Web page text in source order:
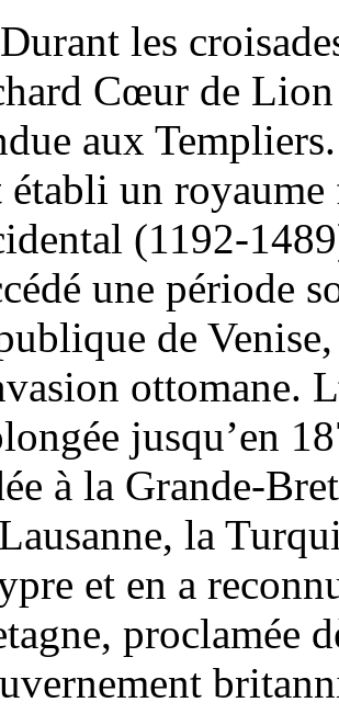
les
Cœur de
aux
établi un
(1192-
une période
de
ottomane.
jusqu’en
à la Grande-
la
et en a
proclamée